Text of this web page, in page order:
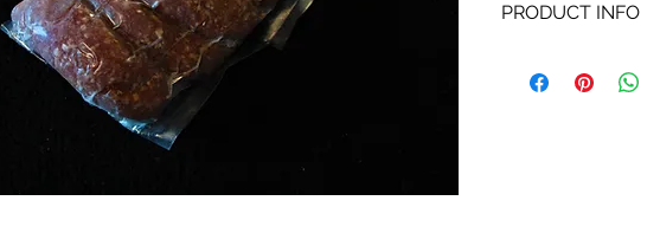
PRODUCT INFO
laagdrempelig qua